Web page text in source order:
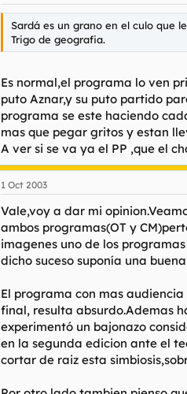
Sardá es un grano en el culo que
Trigo de geografia.
Es normal,el programa lo ven
puto Aznar,y su puto partido
programa se este haciendo
mas que pegar gritos y estan
A ver si se va ya el PP ,que el
1 Oct 2003
Vale,voy a dar mi
ambos programas(OT y
imagenes uno de los
dicho suceso suponía una
El programa con mas
final, resulta absurdo.Ademas
experimentó un bajonazo
en la segunda edicion ante el
cortar de raiz esta